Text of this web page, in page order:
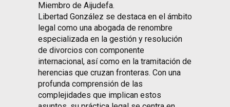
Miembro de Aijudefa.
Libertad González se destaca en el ámbito
legal como una abogada de renombre
especializada en la gestión y resolución
de divorcios con componente
internacional, así como en la tramitación de
herencias que cruzan fronteras. Con una
profunda comprensión de las
complejidades que implican estos